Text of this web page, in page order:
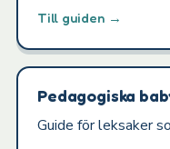
Till guiden →
Pedagogiska
Guide för leksaker